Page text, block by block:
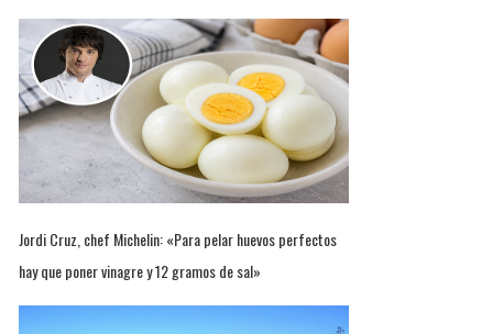
Jordi Cruz, chef Michelin: «Para pelar huevos perfectos
hay que poner vinagre y 12 gramos de sal»